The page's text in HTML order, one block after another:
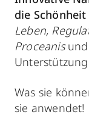
die
Leben,
Proceanisund
Was sie
sie anwendet!